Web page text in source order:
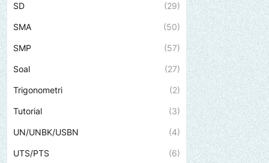
SD (29)
SMA (50)
SMP (57)
Soal (27)
Trigonometri (2)
Tutorial (3)
UN/UNBK/USBN (4)
UTS/PTS (6)